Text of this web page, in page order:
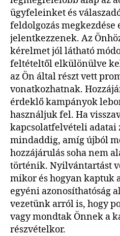
ügyfeleinket és
feldolgozás
jelentkezzenek. Az
kérelmet jól látható
feltételtől elkülönülve
az Ön által részt vett
vonatkozhatnak.
érdeklő kampányok
használjuk fel. Ha
kapcsolatfelvételi
mindaddig, amíg újból
hozzájárulás soha nem
történik. Nyilvántartást
mikor és hogyan kaptuk
egyéni azonosíthatóság
vezetünk arról is, hogy
vagy mondtak Önnek a
részvételkor.